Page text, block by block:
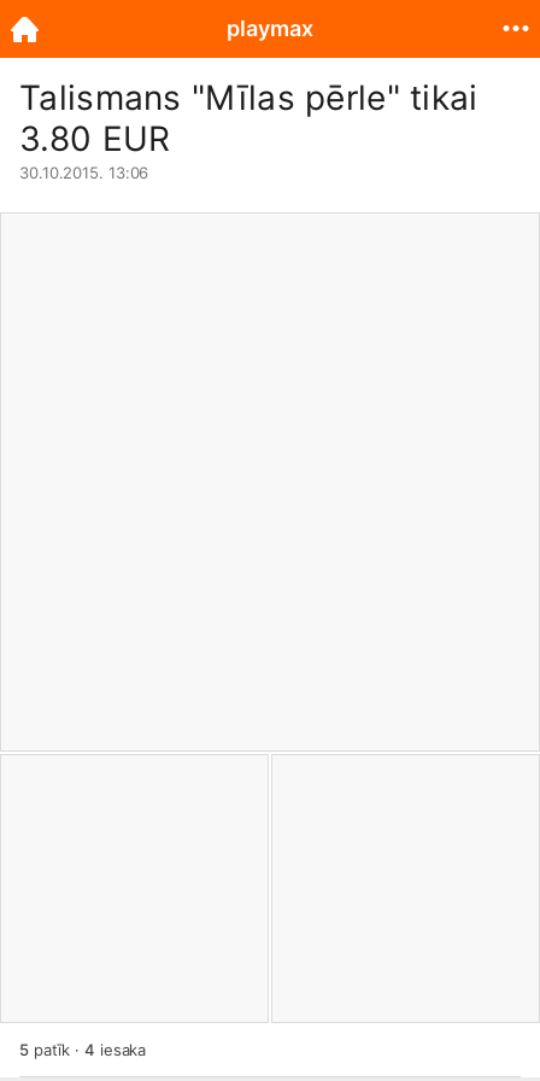
Talismans "Mīlas pērle" tikai
3.80 EUR
30.10.2015. 13:06
5patīk ·4 iesaka
playmax